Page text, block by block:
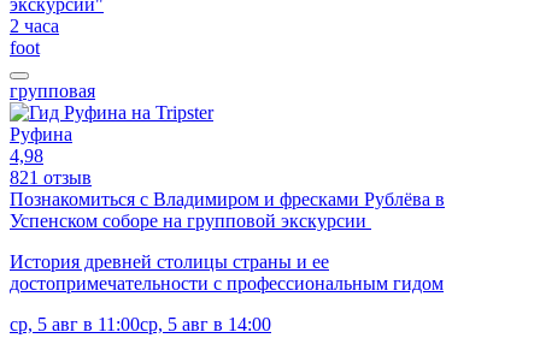
2 часа
foot
групповая
Руфина
4,98
821 отзыв
Познакомиться с Владимиром и фресками Рублёва в
Успенском соборе на групповой экскурсии
История древней столицы страны и ее
достопримечательности с профессиональным гидом
ср, 5 авг в 11:00ср, 5 авг в 14:00